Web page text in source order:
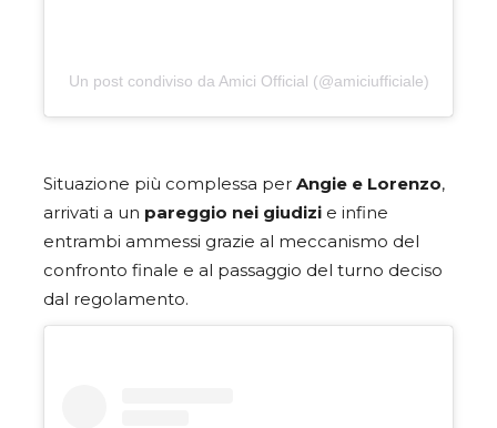
Un post condiviso da Amici Official (@amiciufficiale)
Situazione più complessa per Angie e Lorenzo,
arrivati a un pareggio nei giudizi e infine
entrambi ammessi grazie al meccanismo del
confronto finale e al passaggio del turno deciso
dal regolamento.